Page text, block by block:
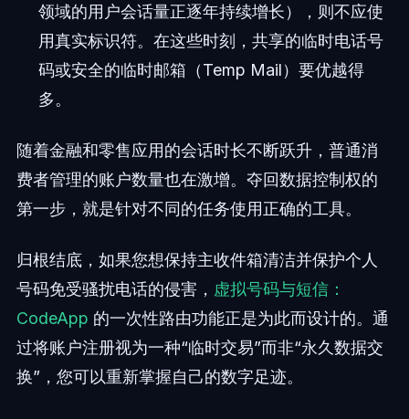
领域的用户会话量正逐年持续增长），则不应使
用真实标识符。在这些时刻，共享的临时电话号
码或安全的临时邮箱（Temp Mail）要优越得
多。
随着金融和零售应用的会话时长不断跃升，普通消
费者管理的账户数量也在激增。夺回数据控制权的
第一步，就是针对不同的任务使用正确的工具。
归根结底，如果您想保持主收件箱清洁并保护个人
号码免受骚扰电话的侵害， 虚拟号码与短信：
CodeApp 的一次性路由功能正是为此而设计的。通
过将账户注册视为一种“临时交易”而非“永久数据交
换”，您可以重新掌握自己的数字足迹。